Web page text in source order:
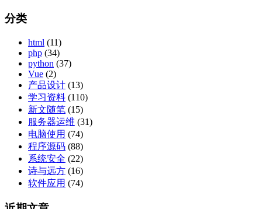
章
分类
html (11)
php (34)
python (37)
Vue (2)
产品设计 (13)
学习资料 (110)
新文随笔 (15)
服务器运维 (31)
电脑使用 (74)
程序源码 (88)
系统安全 (22)
诗与远方 (16)
软件应用 (74)